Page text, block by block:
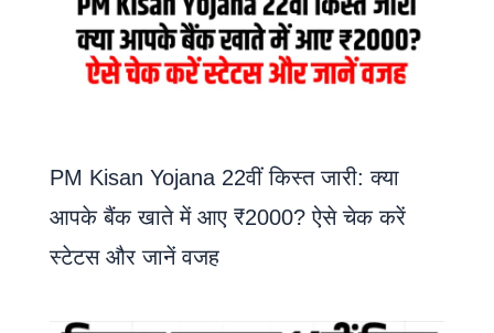
PM Kisan Yojana 22वीं किस्त जारी: क्या
आपके बैंक खाते में आए ₹2000? ऐसे चेक करें
स्टेटस और जानें वजह